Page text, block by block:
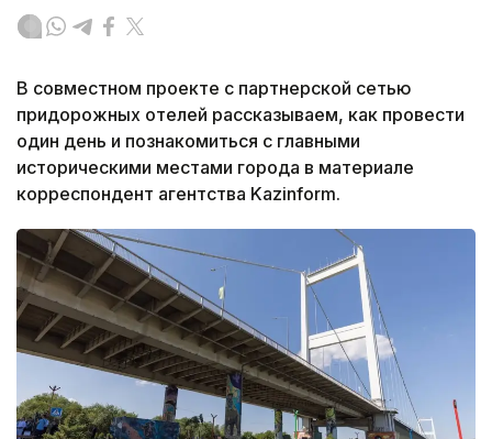
В совместном проекте с партнерской сетью
придорожных отелей рассказываем, как провести
один день и познакомиться с главными
историческими местами города в материале
корреспондент агентства Kazinform.